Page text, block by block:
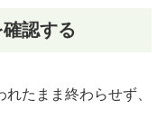
認する
たまま終わらせず、